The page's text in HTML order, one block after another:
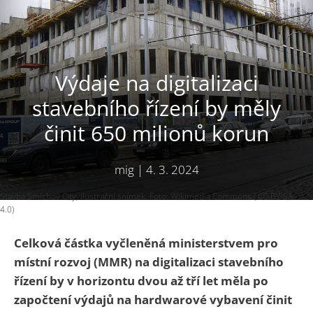
Výdaje na digitalizaci
stavebního řízení by měly
činit 650 milionů korun
mig| 4. 3. 2024
Stavba Smíchov City, ilustrační snímek. Foto: Wikimedia Commons ( CC-BY-SA-
4.0)
Celková částka vyčleněná ministerstvem pro
místní rozvoj (MMR) na digitalizaci stavebního
řízení by v horizontu dvou až tří let měla po
započtení výdajů na hardwarové vybavení činit